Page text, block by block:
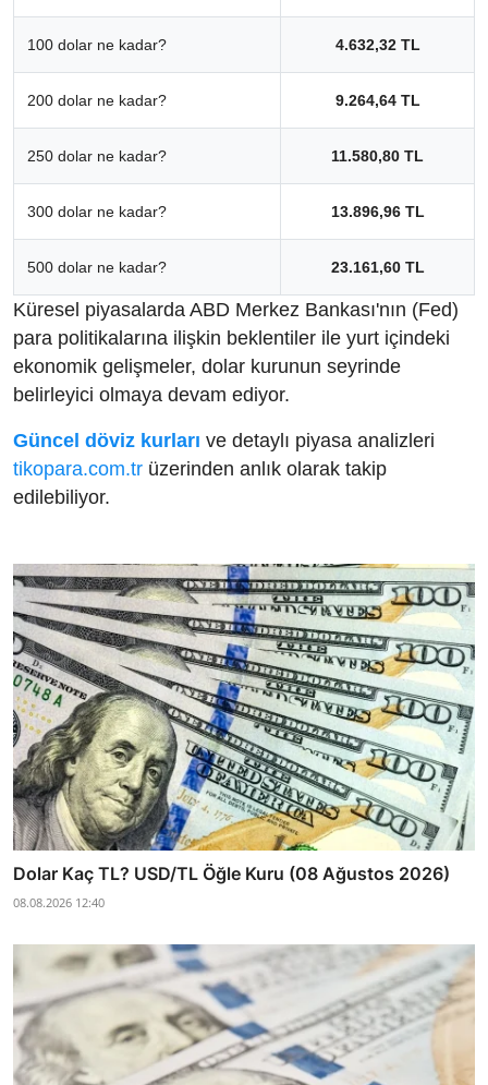
100 dolar ne kadar? 4.632,32 TL
200 dolar ne kadar? 9.264,64 TL
250 dolar ne kadar? 11.580,80 TL
300 dolar ne kadar? 13.896,96 TL
500 dolar ne kadar? 23.161,60 TL
Küresel piyasalarda ABD Merkez Bankası'nın (Fed)
para politikalarına ilişkin beklentiler ile yurt içindeki
ekonomik gelişmeler, dolar kurunun seyrinde
belirleyici olmaya devam ediyor.
Güncel döviz kurları ve detaylı piyasa analizleri
tikopara.com.tr üzerinden anlık olarak takip
edilebiliyor.
Dolar Kaç TL? USD/TL Öğle Kuru (08 Ağustos 2026)
08.08.2026 12:40